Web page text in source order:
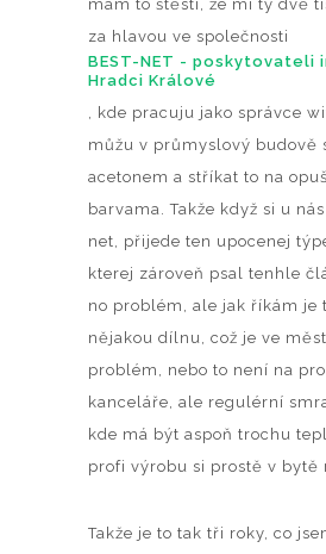
mám to štěstí, že mi ty dvě
za hlavou ve společnosti
BEST-NET - poskytovateli
Hradci Králové
, kde pracuju jako správce
můžu v průmyslový budově
acetonem a stříkat to na
barvama. Takže když si u
net, přijede ten upocenej
kterej zároveň psal tenhle
no problém, ale jak říkám je
nějakou dílnu, což je ve
problém, nebo to není na
kanceláře, ale regulérní
kde má být aspoň trochu
profi výrobu si prostě v bytě
Takže je to tak tři roky, co